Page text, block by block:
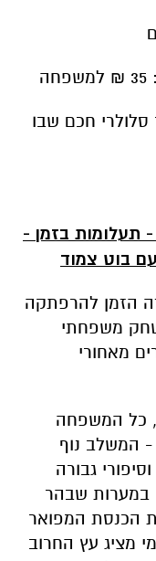
בוט צמוד
הזמן להרפתקה
מאחורי
גבורה
שבהר
מציג עץ החרוב
הנדיר
עושה אוזן
צעד שתעשו –
מיוחד שמלווה
תוכלו לגלות
עם